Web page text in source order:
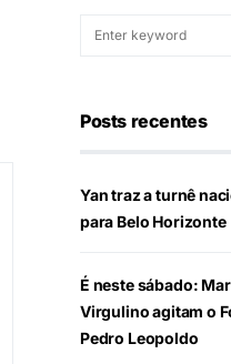
Posts recentes
Yan traz a turnê
para Belo Horizonte
É neste sábado:
Virgulino agitam o
Pedro Leopoldo